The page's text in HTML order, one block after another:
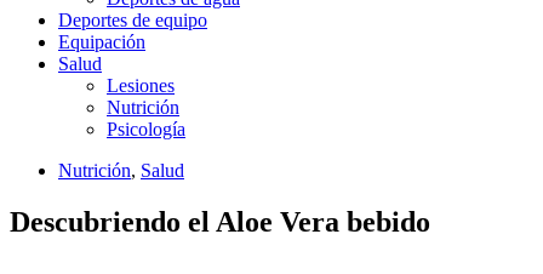
Deportes de equipo
Equipación
Salud
Lesiones
Nutrición
Psicología
Nutrición, Salud
Descubriendo el Aloe Vera bebido